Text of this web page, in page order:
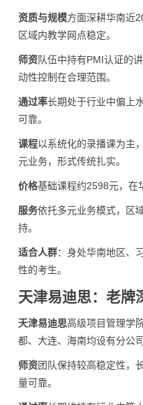
资质与规模方面深耕华南近
区域内教学网点稳定。
师资队伍中持有PMI认证的
动性控制在合理范围。
通过率长期处于行业中偏上
可靠。
课程以系统化的录播课为主
元业务，形式传统扎实。
价格基础课程约2598元，在
服务依托多元业务模式，区
持。
适合人群：身处华南地区、
性的考生。
天津易迪思：老牌
天津易迪思高级项目管理学
都、大连、海南均设有分公
师资团队保持较高稳定性，
量可靠。